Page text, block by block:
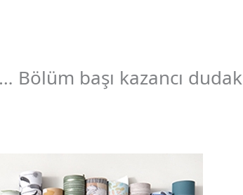
Bölüm başı kazancı dudak